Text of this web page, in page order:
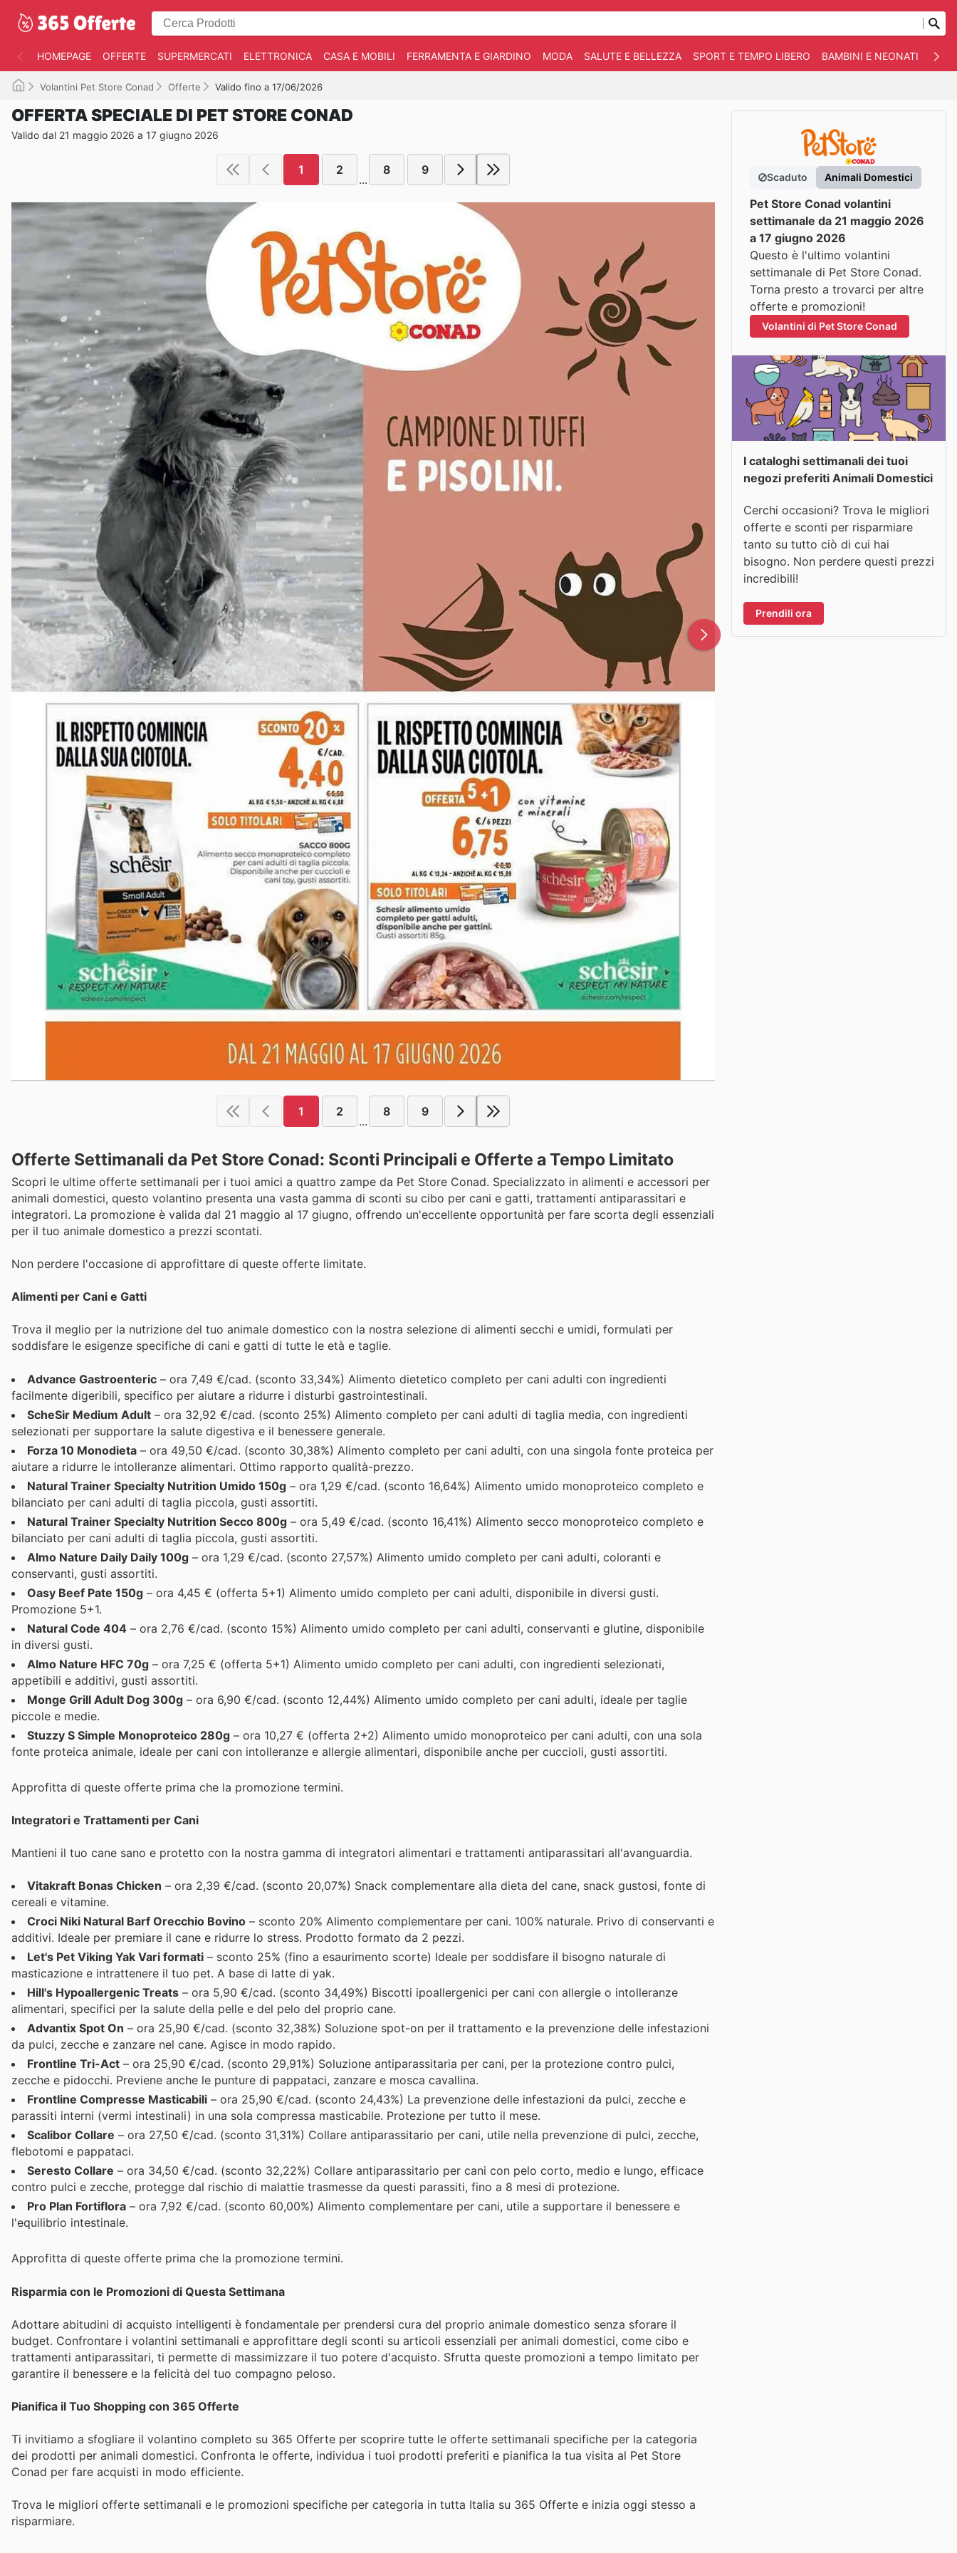
HOMEPAGE OFFERTE SUPERMERCATI ELETTRONICA CASA E MOBILI FERRAMENTA E GIARDINO MODA SALUTE E BELLEZZA SPORT E TEMPO LIBERO BAMBINI E NEONATI
Volantini Pet Store Conad Offerte Valido fino a 17/06/2026
OFFERTA SPECIALE DI PET STORE CONAD
Valido dal 21 maggio 2026 a 17 giugno 2026
1 2
...
8 9
1 2
...
8 9
Offerte Settimanali da Pet Store Conad: Sconti Principali e Offerte a Tempo Limitato
Scopri le ultime offerte settimanali per i tuoi amici a quattro zampe da Pet Store Conad. Specializzato in alimenti e accessori per
animali domestici, questo volantino presenta una vasta gamma di sconti su cibo per cani e gatti, trattamenti antiparassitari e
integratori. La promozione è valida dal 21 maggio al 17 giugno, offrendo un'eccellente opportunità per fare scorta degli essenziali
per il tuo animale domestico a prezzi scontati.
Non perdere l'occasione di approfittare di queste offerte limitate.
Alimenti per Cani e Gatti
Trova il meglio per la nutrizione del tuo animale domestico con la nostra selezione di alimenti secchi e umidi, formulati per
soddisfare le esigenze specifiche di cani e gatti di tutte le età e taglie.
Advance Gastroenteric – ora 7,49 €/cad. (sconto 33,34%) Alimento dietetico completo per cani adulti con ingredienti
facilmente digeribili, specifico per aiutare a ridurre i disturbi gastrointestinali.
ScheSir Medium Adult – ora 32,92 €/cad. (sconto 25%) Alimento completo per cani adulti di taglia media, con ingredienti
selezionati per supportare la salute digestiva e il benessere generale.
Forza 10 Monodieta – ora 49,50 €/cad. (sconto 30,38%) Alimento completo per cani adulti, con una singola fonte proteica per
aiutare a ridurre le intolleranze alimentari. Ottimo rapporto qualità-prezzo.
Natural Trainer Specialty Nutrition Umido 150g – ora 1,29 €/cad. (sconto 16,64%) Alimento umido monoproteico completo e
bilanciato per cani adulti di taglia piccola, gusti assortiti.
Natural Trainer Specialty Nutrition Secco 800g – ora 5,49 €/cad. (sconto 16,41%) Alimento secco monoproteico completo e
bilanciato per cani adulti di taglia piccola, gusti assortiti.
Almo Nature Daily Daily 100g – ora 1,29 €/cad. (sconto 27,57%) Alimento umido completo per cani adulti, coloranti e
conservanti, gusti assortiti.
Oasy Beef Pate 150g – ora 4,45 € (offerta 5+1) Alimento umido completo per cani adulti, disponibile in diversi gusti.
Promozione 5+1.
Natural Code 404 – ora 2,76 €/cad. (sconto 15%) Alimento umido completo per cani adulti, conservanti e glutine, disponibile
in diversi gusti.
Almo Nature HFC 70g – ora 7,25 € (offerta 5+1) Alimento umido completo per cani adulti, con ingredienti selezionati,
appetibili e additivi, gusti assortiti.
Monge Grill Adult Dog 300g – ora 6,90 €/cad. (sconto 12,44%) Alimento umido completo per cani adulti, ideale per taglie
piccole e medie.
Stuzzy S Simple Monoproteico 280g – ora 10,27 € (offerta 2+2) Alimento umido monoproteico per cani adulti, con una sola
fonte proteica animale, ideale per cani con intolleranze e allergie alimentari, disponibile anche per cuccioli, gusti assortiti.
Approfitta di queste offerte prima che la promozione termini.
Integratori e Trattamenti per Cani
Mantieni il tuo cane sano e protetto con la nostra gamma di integratori alimentari e trattamenti antiparassitari all'avanguardia.
Vitakraft Bonas Chicken – ora 2,39 €/cad. (sconto 20,07%) Snack complementare alla dieta del cane, snack gustosi, fonte di
cereali e vitamine.
Croci Niki Natural Barf Orecchio Bovino – sconto 20% Alimento complementare per cani. 100% naturale. Privo di conservanti e
additivi. Ideale per premiare il cane e ridurre lo stress. Prodotto formato da 2 pezzi.
Let's Pet Viking Yak Vari formati – sconto 25% (fino a esaurimento scorte) Ideale per soddisfare il bisogno naturale di
masticazione e intrattenere il tuo pet. A base di latte di yak.
Hill's Hypoallergenic Treats – ora 5,90 €/cad. (sconto 34,49%) Biscotti ipoallergenici per cani con allergie o intolleranze
alimentari, specifici per la salute della pelle e del pelo del proprio cane.
Advantix Spot On – ora 25,90 €/cad. (sconto 32,38%) Soluzione spot-on per il trattamento e la prevenzione delle infestazioni
da pulci, zecche e zanzare nel cane. Agisce in modo rapido.
Frontline Tri-Act – ora 25,90 €/cad. (sconto 29,91%) Soluzione antiparassitaria per cani, per la protezione contro pulci,
zecche e pidocchi. Previene anche le punture di pappataci, zanzare e mosca cavallina.
Frontline Compresse Masticabili – ora 25,90 €/cad. (sconto 24,43%) La prevenzione delle infestazioni da pulci, zecche e
parassiti interni (vermi intestinali) in una sola compressa masticabile. Protezione per tutto il mese.
Scalibor Collare – ora 27,50 €/cad. (sconto 31,31%) Collare antiparassitario per cani, utile nella prevenzione di pulci, zecche,
flebotomi e pappataci.
Seresto Collare – ora 34,50 €/cad. (sconto 32,22%) Collare antiparassitario per cani con pelo corto, medio e lungo, efficace
contro pulci e zecche, protegge dal rischio di malattie trasmesse da questi parassiti, fino a 8 mesi di protezione.
Pro Plan Fortiflora – ora 7,92 €/cad. (sconto 60,00%) Alimento complementare per cani, utile a supportare il benessere e
l'equilibrio intestinale.
Approfitta di queste offerte prima che la promozione termini.
Risparmia con le Promozioni di Questa Settimana
Adottare abitudini di acquisto intelligenti è fondamentale per prendersi cura del proprio animale domestico senza sforare il
budget. Confrontare i volantini settimanali e approfittare degli sconti su articoli essenziali per animali domestici, come cibo e
trattamenti antiparassitari, ti permette di massimizzare il tuo potere d'acquisto. Sfrutta queste promozioni a tempo limitato per
garantire il benessere e la felicità del tuo compagno peloso.
Pianifica il Tuo Shopping con 365 Offerte
Ti invitiamo a sfogliare il volantino completo su 365 Offerte per scoprire tutte le offerte settimanali specifiche per la categoria
dei prodotti per animali domestici. Confronta le offerte, individua i tuoi prodotti preferiti e pianifica la tua visita al Pet Store
Conad per fare acquisti in modo efficiente.
Trova le migliori offerte settimanali e le promozioni specifiche per categoria in tutta Italia su 365 Offerte e inizia oggi stesso a
risparmiare.
Scaduto Animali Domestici
Pet Store Conad volantini
settimanale da 21 maggio 2026
a 17 giugno 2026
Questo è l'ultimo volantini
settimanale di Pet Store Conad.
Torna presto a trovarci per altre
offerte e promozioni!
Volantini di Pet Store Conad
I cataloghi settimanali dei tuoi
negozi preferiti Animali Domestici
Cerchi occasioni? Trova le migliori
offerte e sconti per risparmiare
tanto su tutto ciò di cui hai
bisogno. Non perdere questi prezzi
incredibili!
Prendili ora